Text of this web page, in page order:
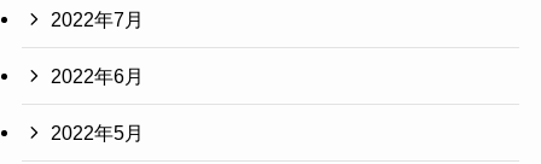
2022年7月
2022年6月
2022年5月